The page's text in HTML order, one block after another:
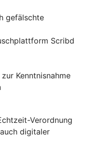
gefälschte
Scribd
Kenntnisnahme
Verordnung
digitaler